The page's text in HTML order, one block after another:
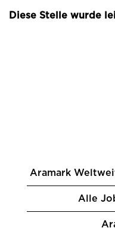
Diese Stelle wurde
Aramark
Alle